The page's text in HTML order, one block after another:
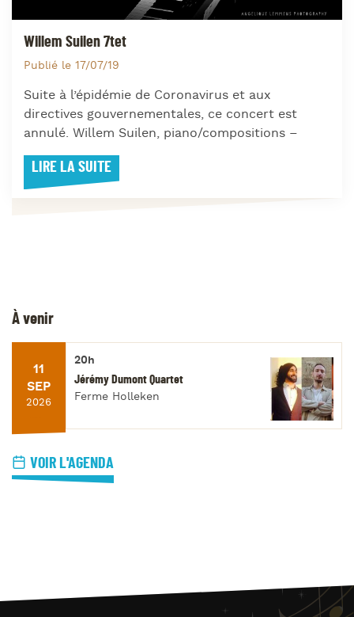
Willem Suilen 7tet
Publié le 17/07/19
Suite à l’épidémie de Coronavirus et aux
directives gouvernementales, ce concert est
annulé. Willem Suilen, piano/compositions –
LIRE LA SUITE
À venir
11
SEP
2026
20h
Jérémy Dumont Quartet
Ferme Holleken
VOIR L'AGENDA